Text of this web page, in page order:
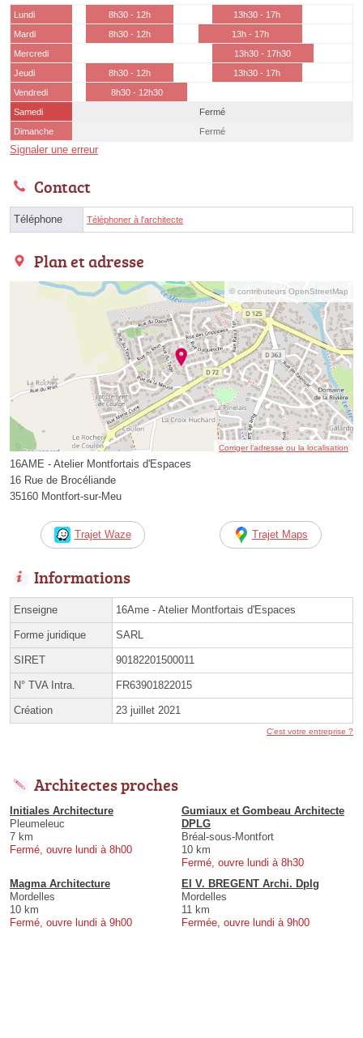
Lundi 8h30 - 12h
13h30 - 17h
Mardi
8h30 - 12h
13h - 17h
Mercredi
13h30 - 17h30
Jeudi
8h30 - 12h
13h30 - 17h
Vendredi
8h30 - 12h30
Samedi
Fermé
Dimanche
Fermé
Signaler une erreur
Contact
Téléphone Téléphoner à l'architecte
Plan et adresse
© contributeurs OpenStreetMap
Corriger l’adresse ou la localisation
16AME - Atelier Montfortais d'Espaces
16 Rue de Brocéliande
35160 Montfort-sur-Meu
Trajet Waze Trajet Maps
Informations
Enseigne 16Ame - Atelier Montfortais d'Espaces
Forme juridique SARL
SIRET 90182201500011
N° TVA Intra. FR63901822015
Création 23 juillet 2021
C'est votre entreprise ?
Architectes proches
Initiales Architecture
Pleumeleuc
7 km
Fermé, ouvre lundi à 8h00
Gumiaux et Gombeau Architecte
DPLG
Bréal-sous-Montfort
10 km
Fermé, ouvre lundi à 8h30
Magma Architecture
Mordelles
10 km
Fermé, ouvre lundi à 9h00
EI V. BREGENT Archi. Dplg
Mordelles
11 km
Fermée, ouvre lundi à 9h00